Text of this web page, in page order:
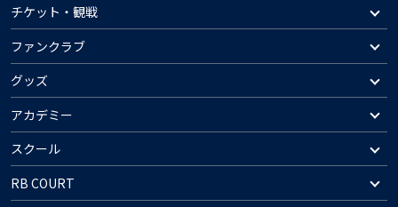
チケット・観戦
ファンクラブ
グッズ
アカデミー
スクール
RB COURT